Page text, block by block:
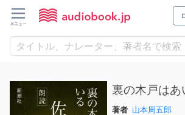
裏の木戸はあ
著者 山本周五郎